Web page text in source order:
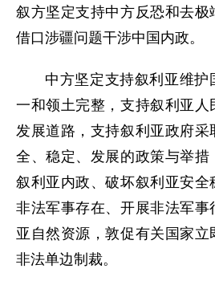
叙方坚定支持中方反恐和去
借口涉疆问题干涉中国内政。
中方坚定支持叙利亚维
一和领土完整，支持叙利亚人
发展道路，支持叙利亚政府采
全、稳定、发展的政策与举
叙利亚内政、破坏叙利亚安全
非法军事存在、开展非法军事
亚自然资源，敦促有关国家立
非法单边制裁。